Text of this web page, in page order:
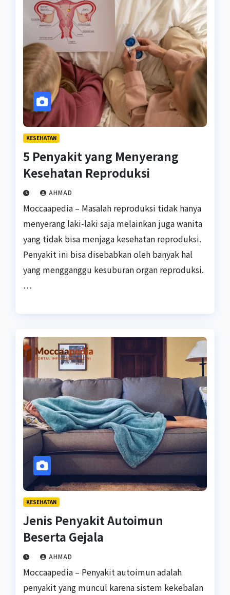
KESEHATAN
5 Penyakit yang Menyerang
Kesehatan Reproduksi
AHMAD
Moccaapedia – Masalah reproduksi tidak hanya
menyerang laki-laki saja melainkan juga wanita
yang tidak bisa menjaga kesehatan reproduksi.
Penyakit ini bisa disebabkan oleh banyak hal
yang mengganggu kesuburan organ reproduksi.
…
KESEHATAN
Jenis Penyakit Autoimun
Beserta Gejala
AHMAD
Moccaapedia – Penyakit autoimun adalah
penyakit yang muncul karena sistem kekebalan